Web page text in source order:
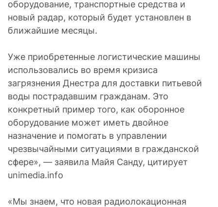
оборудование, транспортные средства и
новый радар, который будет установлен в
ближайшие месяцы.
Уже приобретенные логистические машины
использовались во время кризиса
загрязнения Днестра для доставки питьевой
воды пострадавшим гражданам. Это
конкретный пример того, как оборонное
оборудование может иметь двойное
назначение и помогать в управлении
чрезвычайными ситуациями в гражданской
сфере», — заявила Майя Санду, цитирует
unimedia.info
«Мы знаем, что новая радиолокационная